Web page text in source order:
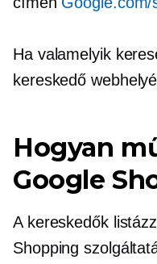
Ha valamelyik
kereskedő
Hogyan
Google
A kereskedők
Shopping